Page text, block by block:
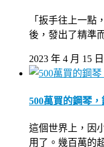
「扳手往上一
後，發出了精準
2023 年 4 月 15 日
500萬買的鋼琴
這個世界上，因
用了。幾百萬的